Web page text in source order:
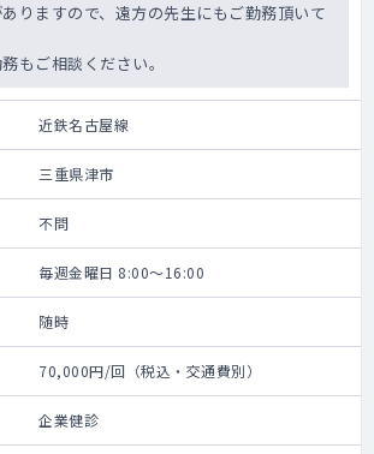
りますので、遠方の先生にもご勤務頂いて
もご相談ください。
近鉄名古屋線
三重県津市
不問
毎週金曜日 8:00～16:00
随時
70,000円/回（税込・交通費別）
企業健診